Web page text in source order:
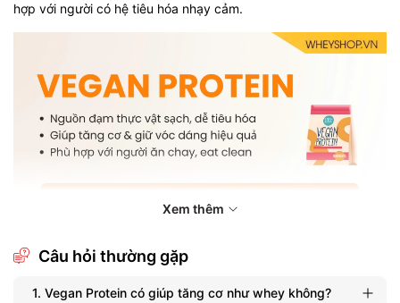
hợp với người có hệ tiêu hóa nhạy cảm.
Xem thêm
Câu hỏi thường gặp
1. Vegan Protein có giúp tăng cơ như whey không?